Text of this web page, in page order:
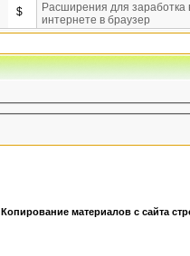
$
Расширения для заработка
интернете в браузер
Копирование материалов с сайта